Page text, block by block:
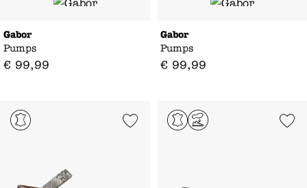
Gabor
Pumps
€ 99,99
Gabor
Pumps
€ 99,99
Add to Wishlist Add to